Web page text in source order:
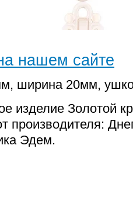
нашем сайте
ширина 20мм,
изделие Золотой
производителя:
Эдем.